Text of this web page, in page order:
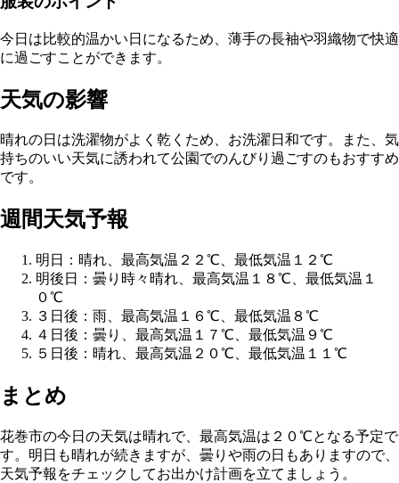
今日は比較的温かい日になるため、薄手の長袖や羽織物で快適
に過ごすことができます。
天気の影響
晴れの日は洗濯物がよく乾くため、お洗濯日和です。また、気
持ちのいい天気に誘われて公園でのんびり過ごすのもおすすめ
です。
週間天気予報
明日：晴れ、最高気温２２℃、最低気温１２℃
明後日：曇り時々晴れ、最高気温１８℃、最低気温１
０℃
３日後：雨、最高気温１６℃、最低気温８℃
４日後：曇り、最高気温１７℃、最低気温９℃
５日後：晴れ、最高気温２０℃、最低気温１１℃
まとめ
花巻市の今日の天気は晴れで、最高気温は２０℃となる予定で
す。明日も晴れが続きますが、曇りや雨の日もありますので、
天気予報をチェックしてお出かけ計画を立てましょう。